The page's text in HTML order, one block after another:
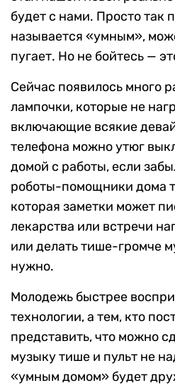
будет с нами. Просто так
называется «умным»,
пугает. Но не бойтесь —
Сейчас появилось много
лампочки, которые не
включающие всякие
телефона можно утюг
домой с работы, если
роботы-помощники дома
которая заметки может
лекарства или встречи
или делать тише-громче
нужно.
Молодежь быстрее
технологии, а тем, кто
представить, что можно
музыку тише и пульт не
«умным домом» будет